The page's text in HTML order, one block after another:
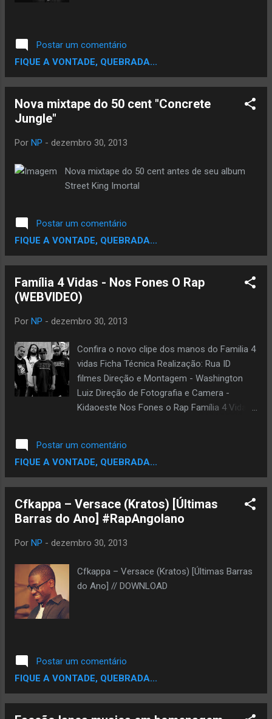
Postar um comentário
FIQUE A VONTADE, QUEBRADA...
Nova mixtape do 50 cent "Concrete
Jungle"
Por NP - dezembro 30, 2013
Nova mixtape do 50 cent antes de seu album
Street King Imortal
Postar um comentário
FIQUE A VONTADE, QUEBRADA...
Família 4 Vidas - Nos Fones O Rap
(WEBVIDEO)
Por NP - dezembro 30, 2013
Confira o novo clipe dos manos do Familia 4
vidas Ficha Técnica Realização: Rua ID
filmes Direção e Montagem - Washington
Luiz Direção de Fotografia e Camera -
Kidaoeste Nos Fones o Rap Família 4 Vidas
Washington Luiz e Kidaoeste
Postar um comentário
FIQUE A VONTADE, QUEBRADA...
Cfkappa – Versace (Kratos) [Últimas
Barras do Ano]‏ #RapAngolano
Por NP - dezembro 30, 2013
Cfkappa – Versace (Kratos) [Últimas Barras
do Ano] // DOWNLOAD
Postar um comentário
FIQUE A VONTADE, QUEBRADA...